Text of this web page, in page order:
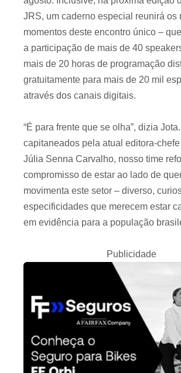
JRS, um caderno especial reunirá os
momentos deste encontro único –
a participação de mais de 40
mais de 20 horas de programação
gratuitamente para mais de 20 mil
através dos canais digitais.
“É para frente que se olha”, dizia
capitaneados pela atual editora-
Júlia Senna Carvalho, nosso time
compromisso de estar ao lado de
movimenta este setor – diverso,
especificidades que merecem estar
em evidência para a população
Publicidade